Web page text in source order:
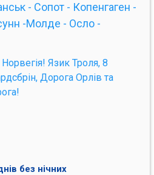
- Сопот - Копенгаген -
-Молде - Осло -
без нічних